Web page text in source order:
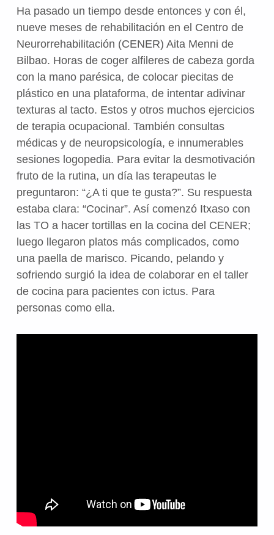
Ha pasado un tiempo desde entonces y con él,
nueve meses de rehabilitación en el Centro de
Neurorrehabilitación (CENER) Aita Menni de
Bilbao. Horas de coger alfileres de cabeza gorda
con la mano parésica, de colocar piecitas de
plástico en una plataforma, de intentar adivinar
texturas al tacto. Estos y otros muchos ejercicios
de terapia ocupacional. También consultas
médicas y de neuropsicología, e innumerables
sesiones logopedia. Para evitar la desmotivación
fruto de la rutina, un día las terapeutas le
preguntaron: “¿A ti que te gusta?”. Su respuesta
estaba clara: “Cocinar”. Así comenzó Itxaso con
las TO a hacer tortillas en la cocina del CENER;
luego llegaron platos más complicados, como
una paella de marisco. Picando, pelando y
sofriendo surgió la idea de colaborar en el taller
de cocina para pacientes con ictus. Para
personas como ella.